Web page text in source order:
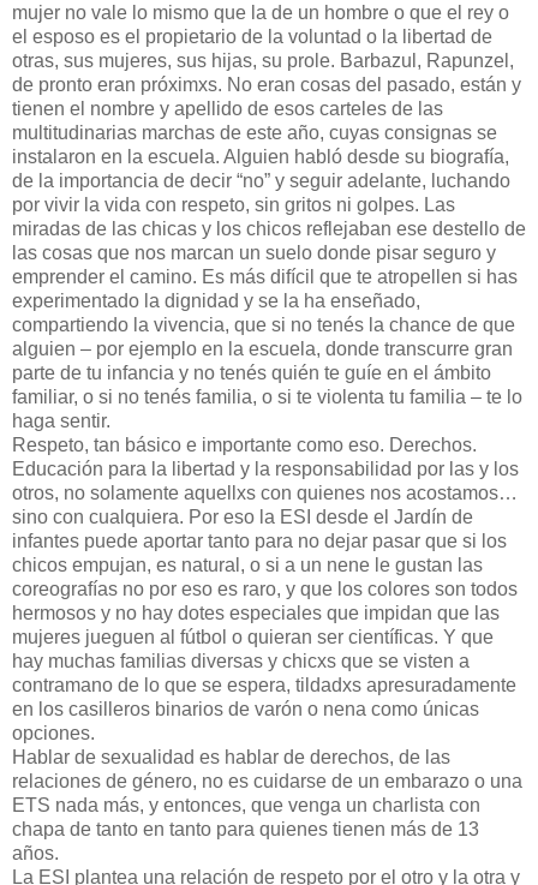
mujer no vale lo mismo que la de un hombre o que el rey o
el esposo es el propietario de la voluntad o la libertad de
otras, sus mujeres, sus hijas, su prole. Barbazul, Rapunzel,
de pronto eran próximxs. No eran cosas del pasado, están y
tienen el nombre y apellido de esos carteles de las
multitudinarias marchas de este año, cuyas consignas se
instalaron en la escuela. Alguien habló desde su biografía,
de la importancia de decir “no” y seguir adelante, luchando
por vivir la vida con respeto, sin gritos ni golpes. Las
miradas de las chicas y los chicos reflejaban ese destello de
las cosas que nos marcan un suelo donde pisar seguro y
emprender el camino. Es más difícil que te atropellen si has
experimentado la dignidad y se la ha enseñado,
compartiendo la vivencia, que si no tenés la chance de que
alguien – por ejemplo en la escuela, donde transcurre gran
parte de tu infancia y no tenés quién te guíe en el ámbito
familiar, o si no tenés familia, o si te violenta tu familia – te lo
haga sentir.
Respeto, tan básico e importante como eso. Derechos.
Educación para la libertad y la responsabilidad por las y los
otros, no solamente aquellxs con quienes nos acostamos…
sino con cualquiera. Por eso la ESI desde el Jardín de
infantes puede aportar tanto para no dejar pasar que si los
chicos empujan, es natural, o si a un nene le gustan las
coreografías no por eso es raro, y que los colores son todos
hermosos y no hay dotes especiales que impidan que las
mujeres jueguen al fútbol o quieran ser científicas. Y que
hay muchas familias diversas y chicxs que se visten a
contramano de lo que se espera, tildadxs apresuradamente
en los casilleros binarios de varón o nena como únicas
opciones.
Hablar de sexualidad es hablar de derechos, de las
relaciones de género, no es cuidarse de un embarazo o una
ETS nada más, y entonces, que venga un charlista con
chapa de tanto en tanto para quienes tienen más de 13
años.
La ESI plantea una relación de respeto por el otro y la otra y